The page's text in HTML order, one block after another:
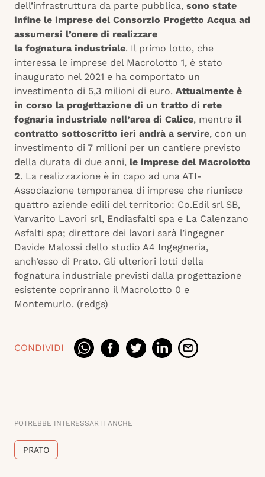
dell’infrastruttura da parte pubblica, sono state
infine le imprese del Consorzio Progetto Acqua ad
assumersi l’onere di realizzare
la fognatura industriale. Il primo lotto, che
interessa le imprese del Macrolotto 1, è stato
inaugurato nel 2021 e ha comportato un
investimento di 5,3 milioni di euro. Attualmente è
in corso la progettazione di un tratto di rete
fognaria industriale nell’area di Calice, mentre il
contratto sottoscritto ieri andrà a servire, con un
investimento di 7 milioni per un cantiere previsto
della durata di due anni, le imprese del Macrolotto
2. La realizzazione è in capo ad una ATI-
Associazione temporanea di imprese che riunisce
quattro aziende edili del territorio: Co.Edil srl SB,
Varvarito Lavori srl, Endiasfalti spa e La Calenzano
Asfalti spa; direttore dei lavori sarà l’ingegner
Davide Malossi dello studio A4 Ingegneria,
anch’esso di Prato. Gli ulteriori lotti della
fognatura industriale previsti dalla progettazione
esistente copriranno il Macrolotto 0 e
Montemurlo. (redgs)
CONDIVIDI
POTREBBE INTERESSARTI ANCHE
PRATO